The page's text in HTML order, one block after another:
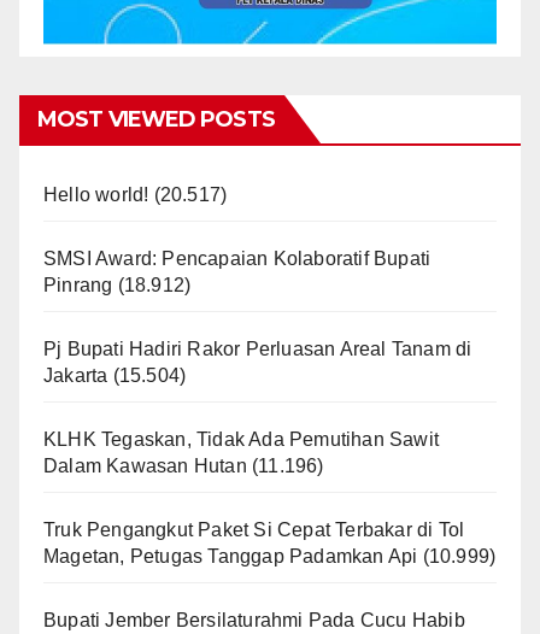
MOST VIEWED POSTS
Hello world! (20.517)
SMSI Award: Pencapaian Kolaboratif Bupati
Pinrang (18.912)
Pj Bupati Hadiri Rakor Perluasan Areal Tanam di
Jakarta (15.504)
KLHK Tegaskan, Tidak Ada Pemutihan Sawit
Dalam Kawasan Hutan (11.196)
Truk Pengangkut Paket Si Cepat Terbakar di Tol
Magetan, Petugas Tanggap Padamkan Api (10.999)
Bupati Jember Bersilaturahmi Pada Cucu Habib